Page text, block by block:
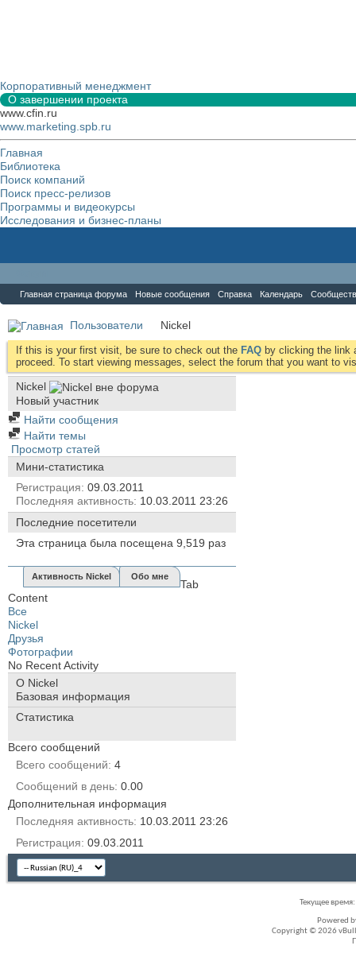
Корпоративный менеджмент
О завершении проекта
www.cfin.ru
www.marketing.spb.ru
Главная
Библиотека
Поиск компаний
Поиск пресс-релизов
Программы и видеокурсы
Исследования и бизнес-планы
Главная страница форума Новые сообщения Справка Календарь
Пользователи Nickel
If this is your first visit, be sure to check out the FAQ by clicking the link
proceed. To start viewing messages, select the forum that you want to
Nickel
Новый участник
Найти сообщения
Найти темы
Просмотр статей
Мини-статистика
Регистрация 09.03.2011
Последняя активность 10.03.2011 23:26
Последние посетители
Эта страница была посещена 9,519 раз
Активность Nickel Обо мне
Tab
Content
Все
Nickel
Друзья
Фотографии
No Recent Activity
О Nickel
Базовая информация
Статистика
Всего сообщений
Всего сообщений 4
Сообщений в день 0.00
Дополнительная информация
Последняя активность 10.03.2011 23:26
Регистрация 09.03.2011
Текущее время:
Powered
Copyright © 2026